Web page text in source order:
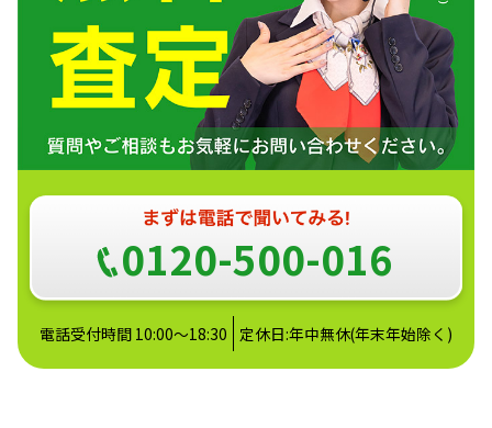
0120-500-016
電話受付時間 10:00～18:30 定休日:年中無休(年末年始除く)